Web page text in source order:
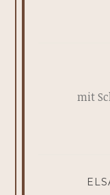
mit